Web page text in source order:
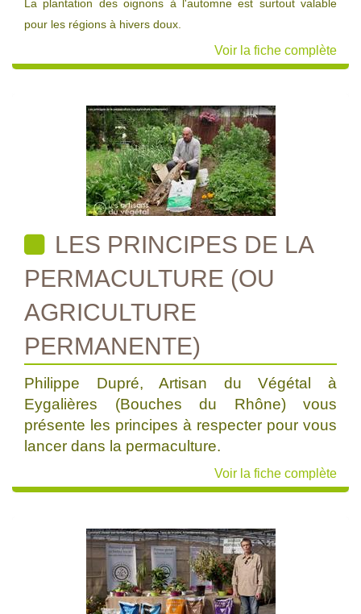
La plantation des oignons à l'automne est surtout valable
pour les régions à hivers doux.
Voir la fiche complète
LES PRINCIPES DE LA
PERMACULTURE (OU
AGRICULTURE
PERMANENTE)
Philippe Dupré, Artisan du Végétal à
Eygalières (Bouches du Rhône) vous
présente les principes à respecter pour vous
lancer dans la permaculture.
Voir la fiche complète